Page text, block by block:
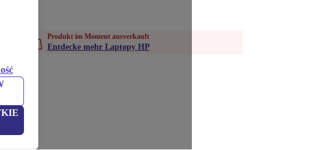
Produkt im Moment ausverkauft
Entdecke mehr Laptopy HP